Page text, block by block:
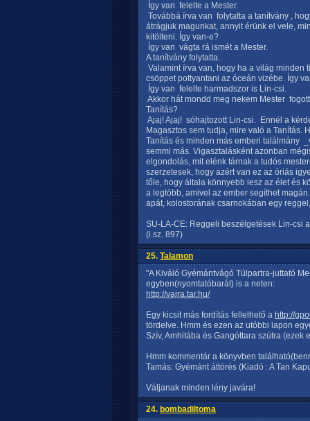
 Így van  felelte a Mester.
 Továbbá írva van  folytatta a tanítvány ,
átrágjuk magunkat, annyit érünk el vele,
kitölteni. Így van-e?
 Így van  vágta rá ismét a Mester.
A tanítvány folytatta.
 Valamint írva van, hogy ha a világ
csöppet pottyantani az óceán vizébe. Így
 Így van  felelte harmadszor is Lin-csi.
 Akkor hát mondd meg nekem Mester 
Tanítás?
 Ajaj! Ajaj!  sóhajtozott Lin-csi.  Ennél a
Magasztos sem tudja, mire való a Tanítás.
Tanítás és minden más emberi találmány
semmi más. Vigasztalásként azonban
elgondolás, mit elénk tárnak a tudós
szerzetesek, hogy azért van ez az óriás
tőle, hogy általa könnyebb lesz az élet és
a legtöbb, amivel az ember segíthet
apát, kolostorának csarnokában egy
SU-LA-CE: Reggeli beszélgetések Lin-csi
(i.sz. 897)
25. Talamon
"A Kiváló Gyémántvágó Túlpartra-juttató
egyben(nyomtatóbarát) is a neten:
http://vajra.tar.hu/
Egy kicsit más fordítás fellelhető a http://
tördelve. Hmm és ezen az utóbbi lapon
Szív, Amhitába és Gangóttara szútra (ezek
Hmm kommentár a könyvben
Tamás: Gyémánt áttörés (Kiadó : A Tan
Váljanak minden lény javára!
24. bombadiltoma